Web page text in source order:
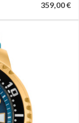
359,00 €